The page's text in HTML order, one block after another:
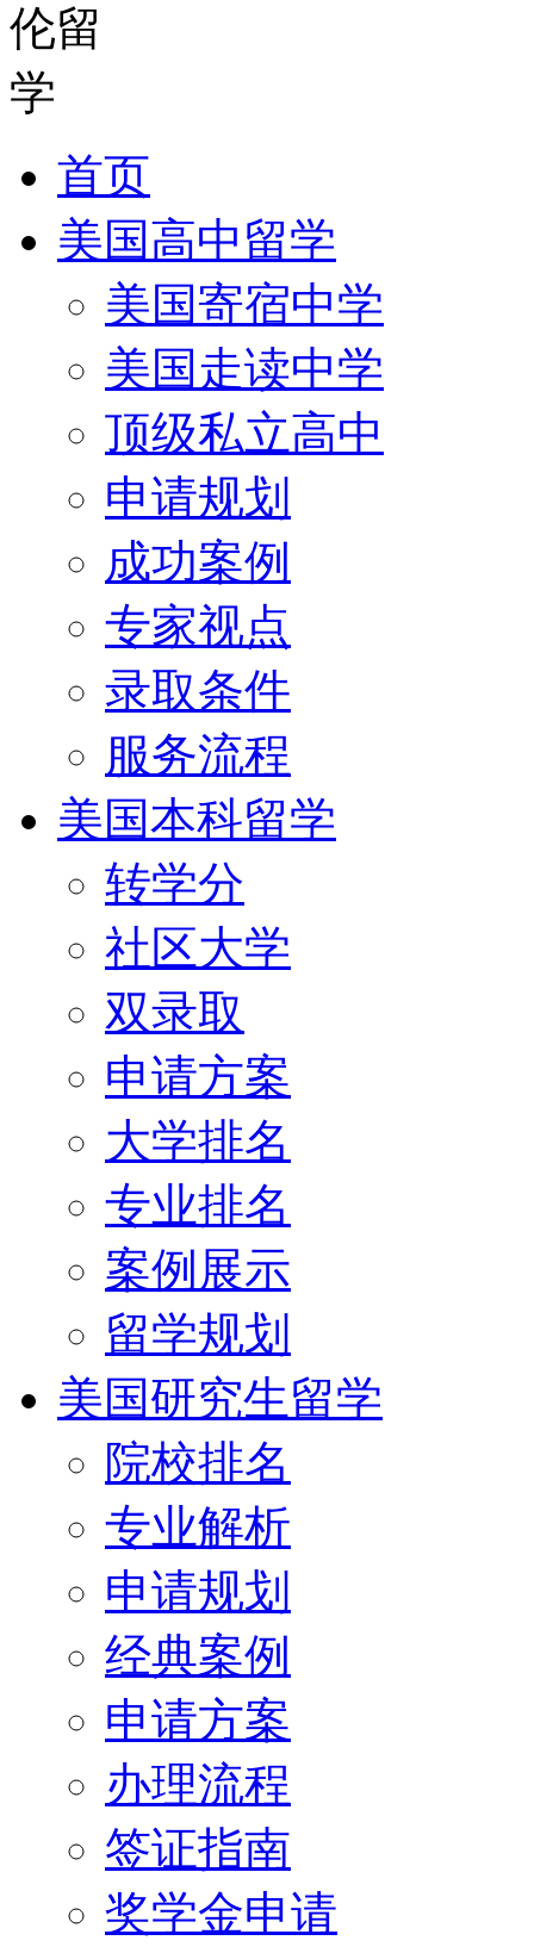
首页
美国高中留学
美国寄宿中学
美国走读中学
顶级私立高中
申请规划
成功案例
专家视点
录取条件
服务流程
美国本科留学
转学分
社区大学
双录取
申请方案
大学排名
专业排名
案例展示
留学规划
美国研究生留学
院校排名
专业解析
申请规划
经典案例
申请方案
办理流程
签证指南
奖学金申请